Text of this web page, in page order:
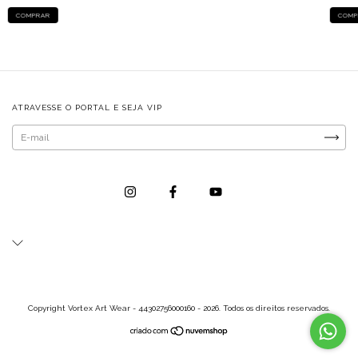
COMPRAR
ATRAVESSE O PORTAL E SEJA VIP
Copyright Vortex Art Wear - 44302756000160 - 2026. Todos os direitos reservados.